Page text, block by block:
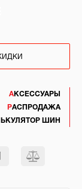
АКСЕССУАРЫ
РАСПРОДАЖА
ШИН